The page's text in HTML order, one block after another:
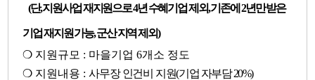
(단,지원사업 재지원으로4년 수혜기업 제외,기존에 2년만받은
기업 재지원 가능,군산 지역 제외)
❍ 지원규모 : 마을기업6개소 정도
❍ 지원내용 :사무장 인건비 지원(기업 자부담20%)